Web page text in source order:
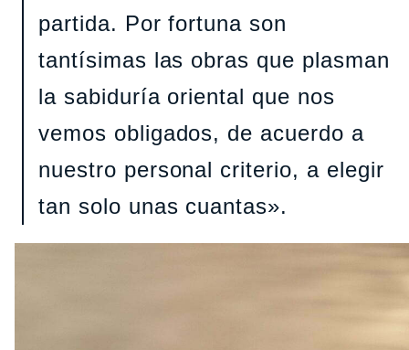
partida. Por fortuna son
tantísimas las obras que plasman
la sabiduría oriental que nos
vemos obligados, de acuerdo a
nuestro personal criterio, a elegir
tan solo unas cuantas».